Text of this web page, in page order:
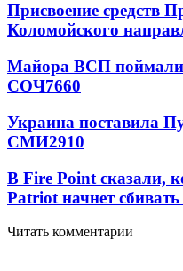
Присвоение средств
Коломойского
Майора ВСП
СОЧ7660
Украина поставила
СМИ2910
В Fire Point сказали,
Patriot начнет
Читать комментарии